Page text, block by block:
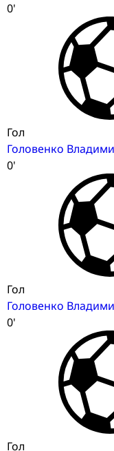
0'
Гол
Головенко
0'
Гол
Головенко
0'
Гол